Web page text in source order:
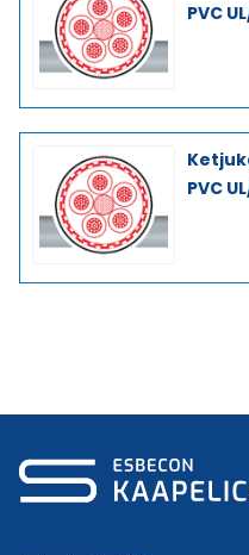
PVC
PVC